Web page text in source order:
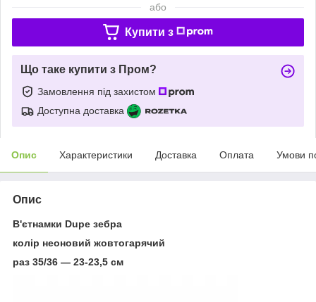
або
Купити з
Що таке купити з Пром?
Замовлення під захистом
Доступна доставка
Опис Характеристики Доставка Оплата Умови
Опис
В'єтнамки Dupe зебра
колір неоновий жовтогарячий
раз 35/36 — 23-23,5 см